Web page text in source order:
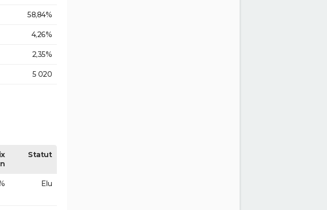
58,84%
4,26%
2,35%
5 020
Statut
Elu